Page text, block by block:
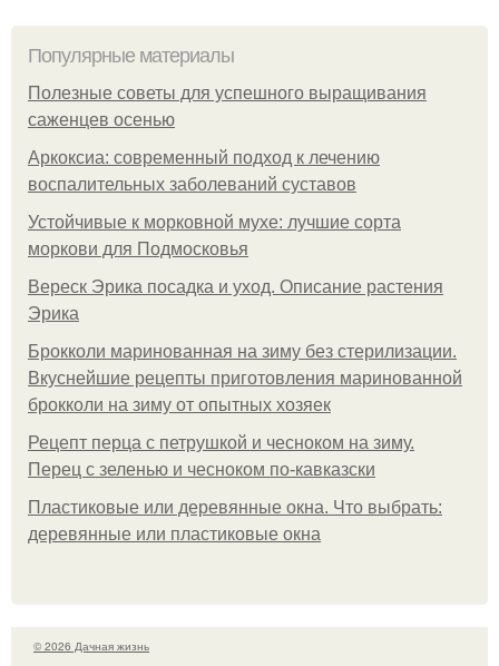
Популярные материалы
Полезные советы для успешного выращивания
саженцев осенью
Аркоксиа: современный подход к лечению
воспалительных заболеваний суставов
Устойчивые к морковной мухе: лучшие сорта
моркови для Подмосковья
Вереск Эрика посадка и уход. Описание растения
Эрика
Брокколи маринованная на зиму без стерилизации.
Вкуснейшие рецепты приготовления маринованной
брокколи на зиму от опытных хозяек
Рецепт перца с петрушкой и чесноком на зиму.
Перец с зеленью и чесноком по-кавказски
Пластиковые или деревянные окна. Что выбрать:
деревянные или пластиковые окна
© 2026 Дачная жизнь